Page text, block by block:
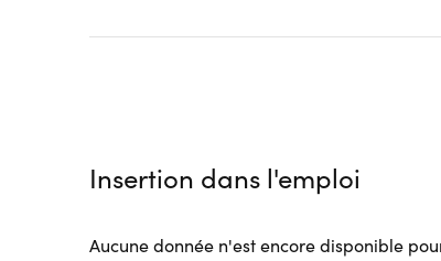
OPCO Entreprises
À distance
Accueil sur le lieu de formation
Hébergement :Pas d'hébergement
Insertion dans l'emploi
Aucune donnée n'est encore disponible